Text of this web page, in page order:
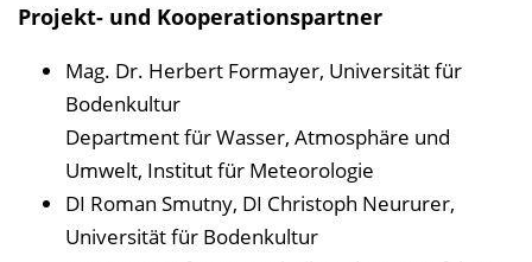
Projekt- und Kooperationspartner
Mag. Dr. Herbert Formayer, Universität für
Bodenkultur
Department für Wasser, Atmosphäre und
Umwelt, Institut für Meteorologie
DI Roman Smutny, DI Christoph Neururer,
Universität für Bodenkultur